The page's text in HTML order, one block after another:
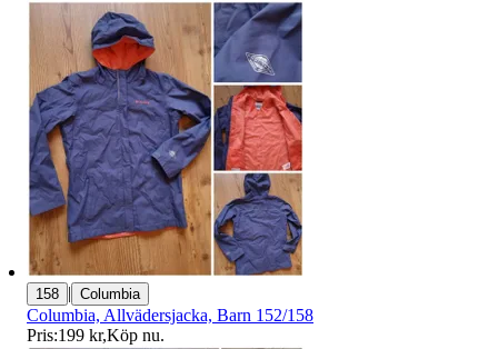
158 | Columbia
Columbia, Allvädersjacka, Barn 152/158
Pris:199 kr,Köp nu.